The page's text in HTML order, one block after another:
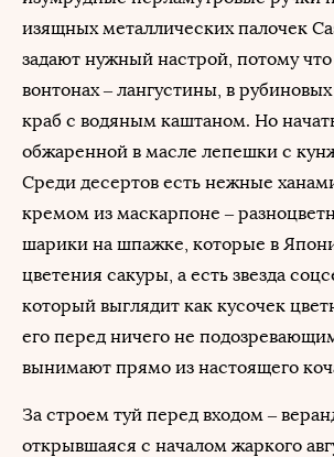
изящных металлических палочек
задают нужный настрой, потому что
вонтонах – лангустины, в
краб с водяным каштаном. Но
обжаренной в масле лепешки с
Среди десертов есть нежные
кремом из маскарпоне –
шарики на шпажке, которые в
цветения сакуры, а есть звезда
который выглядит как кусочек
его перед ничего не
вынимают прямо из настоящего
За строем туй перед входом –
открывшаяся с началом жаркого